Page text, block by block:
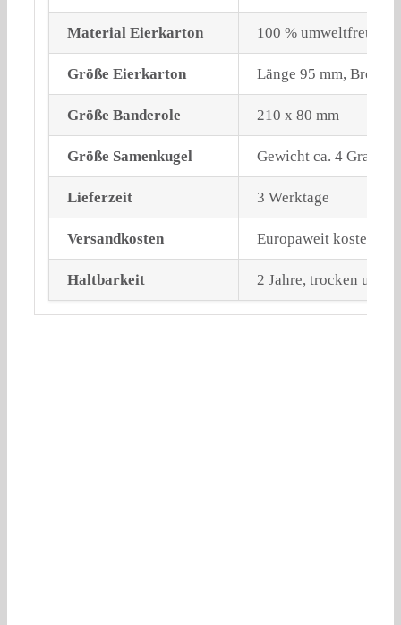
Material Eierkarton 100 %
Größe Eierkarton Länge 95 mm, Breite
Größe Banderole 210 x 80 mm
Größe Samenkugel Gewicht ca. 4
Lieferzeit 3 Werktage
Versandkosten Europaweit
Haltbarkeit 2 Jahre, trocken und